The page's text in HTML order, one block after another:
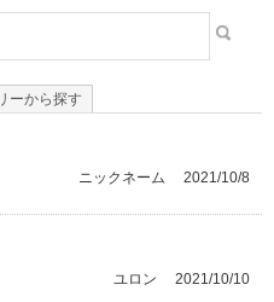
ーから探す
2021/10/8
ニックネーム
2021/10/10
ユロン